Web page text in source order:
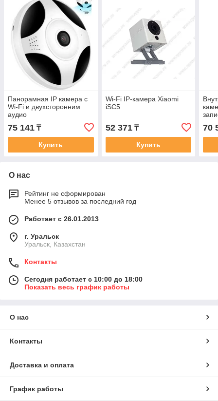
Панорамная IP камера с
Wi-Fi и двухсторонним
аудио
75 141 ₸
Купить
Wi-Fi IP-камера Xiaomi
iSC5
52 371₸
Купить
70
О нас
Рейтинг не сформирован
Менее 5 отзывов за последний год
Работает с 26.01.2013
г. Уральск
Уральск, Казахстан
Контакты
Сегодня работает с 10:00 до 18:00
Показать весь график работы
О нас
Контакты
Доставка и оплата
График работы